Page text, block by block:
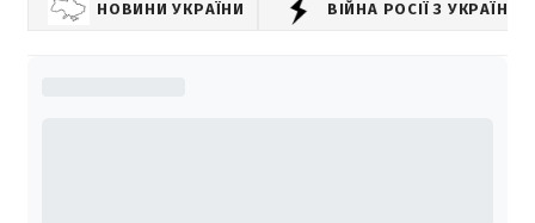
НОВИНИ УКРАЇНИ ВІЙНА РОСІЇ З